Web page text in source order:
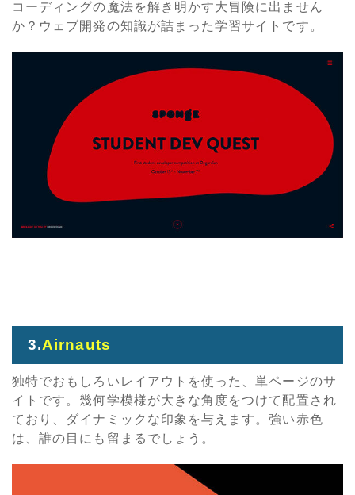
コーディングの魔法を解き明かす大冒険に出ません
か？ウェブ開発の知識が詰まった学習サイトです。
3.Airnauts
独特でおもしろいレイアウトを使った、単ページのサ
イトです。幾何学模様が大きな角度をつけて配置され
ており、ダイナミックな印象を与えます。強い赤色
は、誰の目にも留まるでしょう。